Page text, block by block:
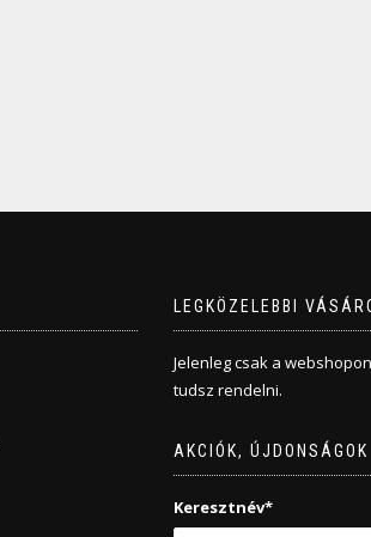
LEGKÖZELEBBI
Jelenleg csak a
tudsz rendelni.
AKCIÓK, ÚJDONSÁGOK
Keresztnév*